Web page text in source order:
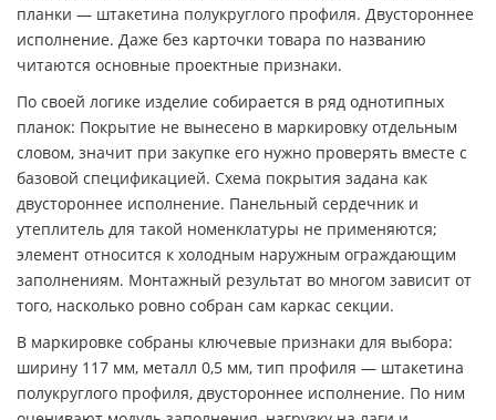
планки — штакетина полукруглого профиля. Двустороннее
исполнение. Даже без карточки товара по названию
читаются основные проектные признаки.
По своей логике изделие собирается в ряд однотипных
планок: Покрытие не вынесено в маркировку отдельным
словом, значит при закупке его нужно проверять вместе с
базовой спецификацией. Схема покрытия задана как
двустороннее исполнение. Панельный сердечник и
утеплитель для такой номенклатуры не применяются;
элемент относится к холодным наружным ограждающим
заполнениям. Монтажный результат во многом зависит от
того, насколько ровно собран сам каркас секции.
В маркировке собраны ключевые признаки для выбора:
ширину 117 мм, металл 0,5 мм, тип профиля — штакетина
полукруглого профиля, двустороннее исполнение. По ним